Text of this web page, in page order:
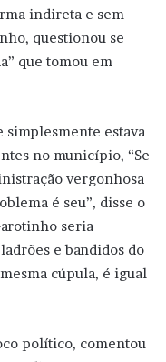
indireta e sem
questionou se
que tomou em
simplesmente estava
no município, “Se
vergonhosa
é seu”, disse o
seria
e bandidos do
cúpula, é igual
político, comentou